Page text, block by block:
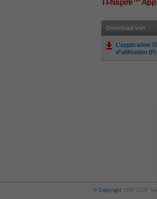
TI-Nspire™
Download von
L’application
d'utilisation
© Copyright 1995-2026